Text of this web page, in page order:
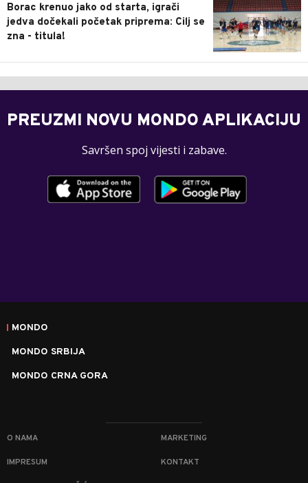
Borac krenuo jako od starta, igrači
jedva dočekali početak priprema: Cilj se
zna - titula!
PREUZMI NOVU MONDO APLIKACIJU
Savršen spoj vijesti i zabave.
MONDO
MONDO SRBIJA
MONDO CRNA GORA
O NAMA MARKETING
IMPRESUM KONTAKT